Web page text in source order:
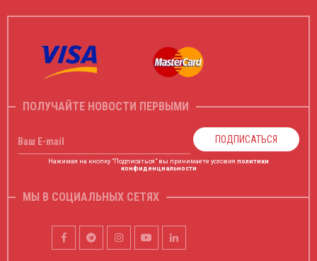
ПОЛУЧАЙТЕ НОВОСТИ ПЕРВЫМИ
Ваш E-mail ПОДПИСАТЬСЯ
Нажимая на кнопку "Подписаться" вы принимаете условия политики
конфиденциальности
МЫ В СОЦИАЛЬНЫХ СЕТЯХ